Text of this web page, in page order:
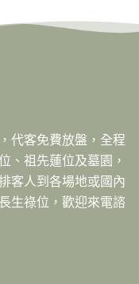
代客免費放盤，全程
、祖先蓮位及墓園，
客人到各場地或國內
生祿位，歡迎來電諮